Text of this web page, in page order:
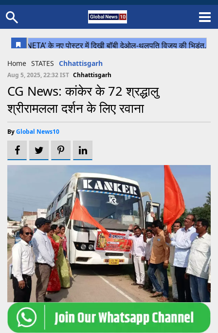
Uttar Pradesh
Chhattisgarh
Bihar
Cricket
Football
Home STATES Chhattisgarh
Aug 5, 2025, 22:32 IST Chhattisgarh
CG News: कांकेर के 72 श्रद्धालु
श्रीरामलला दर्शन के लिए रवाना
ByGlobal News10